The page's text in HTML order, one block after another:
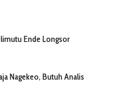
Ende Longsor
Nagekeo, Butuh Analis